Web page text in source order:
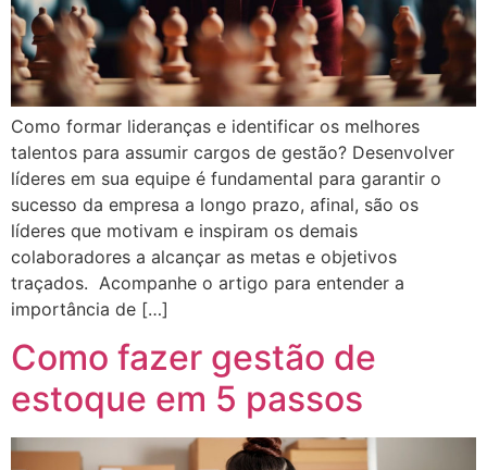
Como formar lideranças e identificar os melhores
talentos para assumir cargos de gestão? Desenvolver
líderes em sua equipe é fundamental para garantir o
sucesso da empresa a longo prazo, afinal, são os
líderes que motivam e inspiram os demais
colaboradores a alcançar as metas e objetivos
traçados. Acompanhe o artigo para entender a
importância de […]
Como fazer gestão de
estoque em 5 passos